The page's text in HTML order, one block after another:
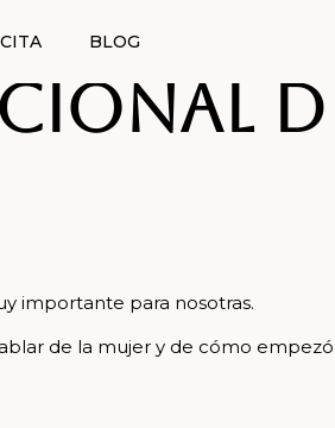
BLOG
importante para nosotras.
de la mujer y de cómo